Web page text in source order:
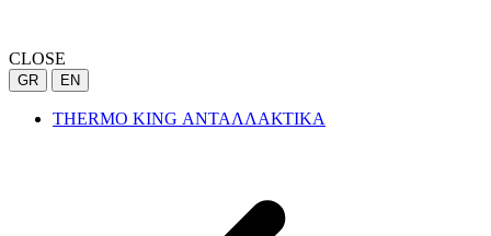
CLOSE
GR EN
THERMO KING ΑΝΤΑΛΛΑΚΤΙΚΑ